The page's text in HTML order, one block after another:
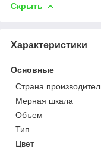
Скрыть
Характеристики
Основные
Страна
Мерная шкала
Объем
Тип
Цвет